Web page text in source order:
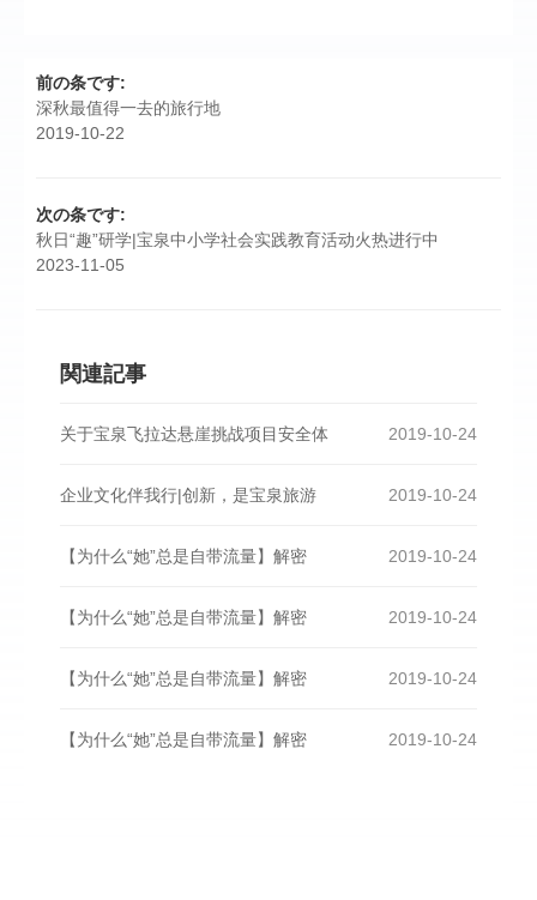
前の条です:
深秋最值得一去的旅行地
2019-10-22
次の条です:
秋日“趣”研学|宝泉中小学社会实践教育活动火热进行中
2023-11-05
関連記事
2019-10-24
关于宝泉飞拉达悬崖挑战项目安全体
2019-10-24
企业文化伴我行|创新，是宝泉旅游
2019-10-24
【为什么“她”总是自带流量】解密
2019-10-24
【为什么“她”总是自带流量】解密
2019-10-24
【为什么“她”总是自带流量】解密
2019-10-24
【为什么“她”总是自带流量】解密